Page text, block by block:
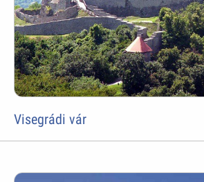
Visegrádi vár